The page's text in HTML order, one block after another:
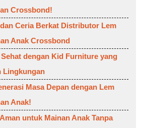
Crossbond!
Ceria Berkat Distributor Lem
Anak Crossbond
Sehat dengan Kid Furniture yang
Lingkungan
Masa Depan dengan Lem
Anak!
untuk Mainan Anak Tanpa